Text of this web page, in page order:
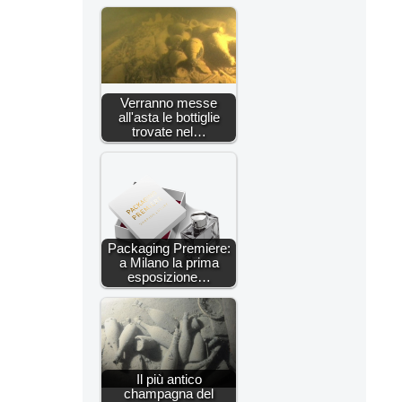
Verranno messe
all'asta le bottiglie
trovate nel…
Packaging Premiere:
a Milano la prima
esposizione…
Il più antico
champagna del